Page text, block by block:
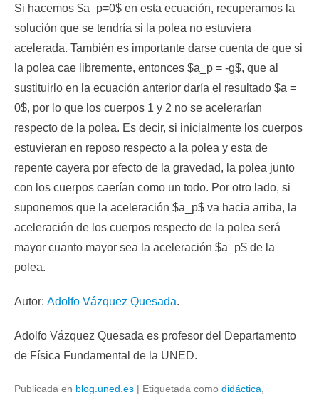
Si hacemos $a_p=0$ en esta ecuación, recuperamos la
solución que se tendría si la polea no estuviera
acelerada. También es importante darse cuenta de que si
la polea cae libremente, entonces $a_p = -g$, que al
sustituirlo en la ecuación anterior daría el resultado $a =
0$, por lo que los cuerpos 1 y 2 no se acelerarían
respecto de la polea. Es decir, si inicialmente los cuerpos
estuvieran en reposo respecto a la polea y esta de
repente cayera por efecto de la gravedad, la polea junto
con los cuerpos caerían como un todo. Por otro lado, si
suponemos que la aceleración $a_p$ va hacia arriba, la
aceleración de los cuerpos respecto de la polea será
mayor cuanto mayor sea la aceleración $a_p$ de la
polea.
Autor: Adolfo Vázquez Quesada.
Adolfo Vázquez Quesada es profesor del Departamento
de Física Fundamental de la UNED.
Publicada en blog.uned.es | Etiquetada como didáctica